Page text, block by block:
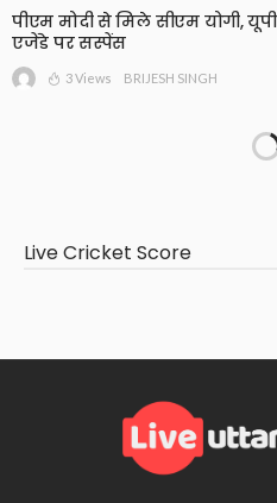
पीएम मोदी से मिले सीएम योगी,
एजेंडे पर सस्पेंस
3 Views BRIJESH SINGH
Live Cricket Score